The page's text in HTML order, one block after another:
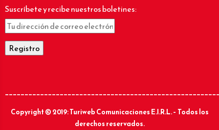
Suscríbete y recibe nuestros boletines:
Copyright © 2019: Turiweb Comunicaciones E.I.R.L. – Todos los
derechos reservados.